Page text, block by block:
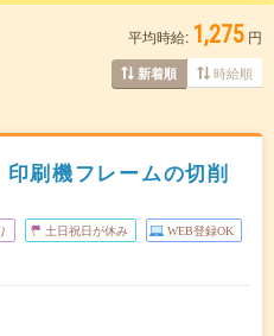
平均時給: 1,275 円
新着順 時給順
印刷機フレームの切削
土日祝日が休み WEB登録OK